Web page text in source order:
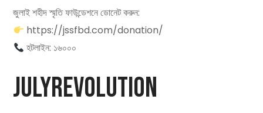
জুলাই শহীদ স্মৃতি ফাউন্ডেশনে ডোনেট করুন:
https://jssfbd.com/donation/
হটলাইন: ১৬০০০
JulyRevolution